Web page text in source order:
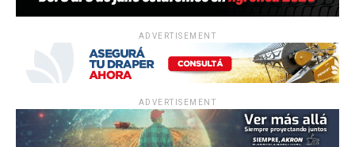
ADVERTISEMENT
ADVERTISEMENT